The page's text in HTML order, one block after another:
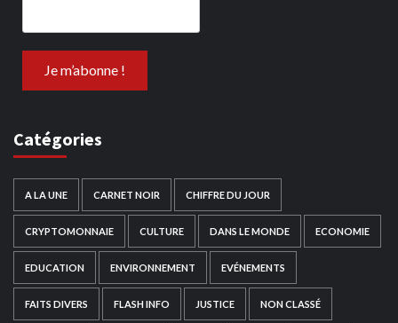
Catégories
A LA UNE CARNET NOIR CHIFFRE DU JOUR
CRYPTOMONNAIE CULTURE DANS LE MONDE ECONOMIE
EDUCATION ENVIRONNEMENT EVÉNEMENTS
FAITS DIVERS FLASH INFO JUSTICE NON CLASSÉ